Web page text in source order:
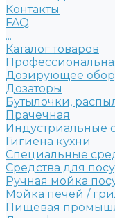
Контакты
FAQ
...
Каталог товаров
Дозирующее
Дозаторы
Бутылочки,
Прачечная
Индустриальные
Гигиена кухни
Специальные
Средства для
Ручная мойка
Мойка печей /
Пищевая